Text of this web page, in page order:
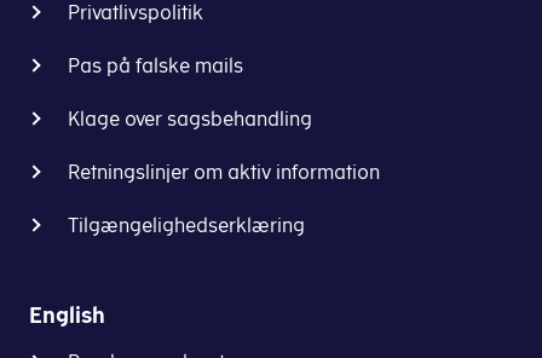
Privatlivspolitik
Pas på falske mails
Klage over sagsbehandling
Retningslinjer om aktiv information
Tilgængelighedserklæring
English